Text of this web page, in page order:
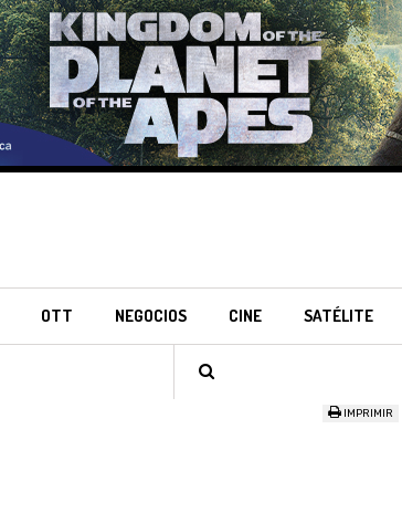
OTT NEGOCIOS CINE SATÉLITE
IMPRIMIR